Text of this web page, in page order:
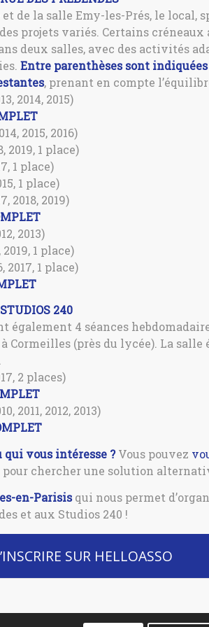
de la salle Emy-les-Prés, le local,
projets variés. Certains
deux salles, avec des activités
Entre parenthèses sont indiquées
, prenant en compte
2014, 2015)
2015, 2016)
2019, 1 place)
1 place)
1 place)
2018, 2019)
2013)
2019, 1 place)
2017, 1 place)
240
également 4 séances
Cormeilles (près du lycée). La
2 places)
2011, 2012, 2013)
qui vous intéresse ?Vous pouvez
pour chercher une solution
en-Parisisqui nous permet
et aux Studios 240 !
SUR HELLOASSO